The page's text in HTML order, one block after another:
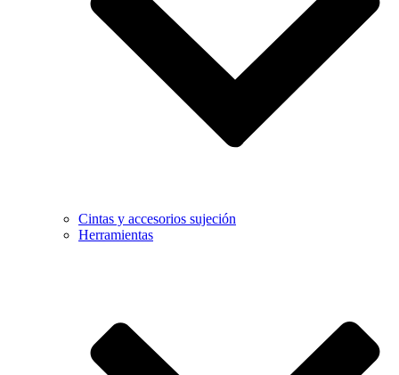
Cintas y accesorios sujeción
Herramientas